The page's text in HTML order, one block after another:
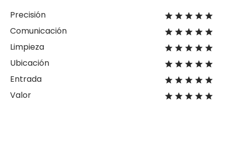
Precisión
Comunicación
Limpieza
Ubicación
Entrada
Valor